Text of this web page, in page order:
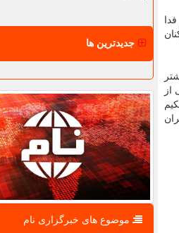
جدیدترین ها
موضوع های خبرگزاری نام